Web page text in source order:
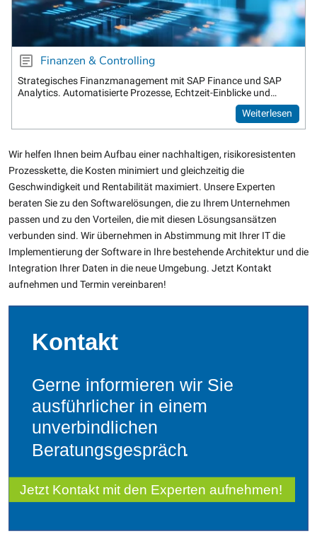
Finanzen & Controlling
Strategisches Finanzmanagement mit SAP Finance und SAP
Analytics. Automatisierte Prozesse, Echtzeit-Einblicke und
datenbasierte Analysen für bessere Entscheidungen.
Weiterlesen
Wir helfen Ihnen beim Aufbau einer nachhaltigen, risikoresistenten
Prozesskette, die Kosten minimiert und gleichzeitig die
Geschwindigkeit und Rentabilität maximiert. Unsere Experten
beraten Sie zu den Softwarelösungen, die zu Ihrem Unternehmen
passen und zu den Vorteilen, die mit diesen Lösungsansätzen
verbunden sind. Wir übernehmen in Abstimmung mit Ihrer IT die
Implementierung der Software in Ihre bestehende Architektur und die
Integration Ihrer Daten in die neue Umgebung. Jetzt Kontakt
aufnehmen und Termin vereinbaren!